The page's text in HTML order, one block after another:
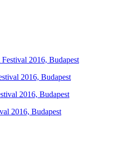
2016, Budapest
2016, Budapest